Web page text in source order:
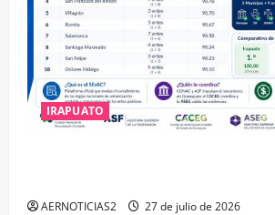
IRAPUATO
AERNOTICIAS2 27 de julio de 2026